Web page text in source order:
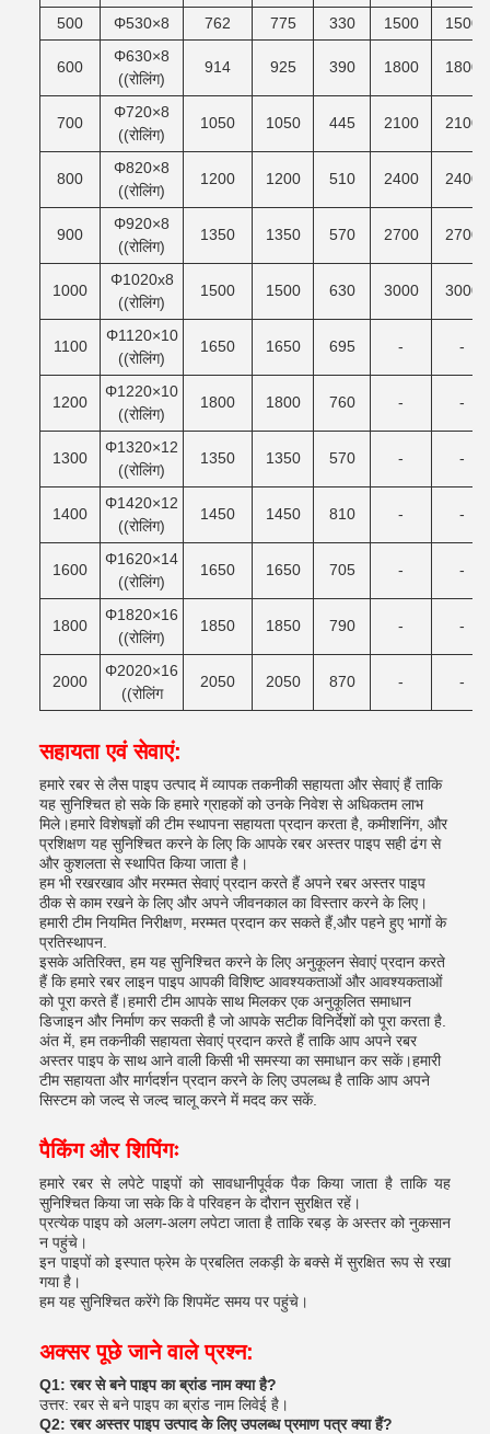
500 Φ530×8 762 775 330 1500 1500
600
Φ630×8
((रोलिंग)
914 925 390 1800 1800
700
Φ720×8
((रोलिंग)
1050 1050 445 2100 2100
800
Φ820×8
((रोलिंग)
1200 1200 510 2400 2400
900
Φ920×8
((रोलिंग)
1350 1350 570 2700 2700
1000
Φ1020x8
((रोलिंग)
1500 1500 630 3000 3000
1100
Φ1120×10
((रोलिंग)
1650 1650 695 - -
1200
Φ1220×10
((रोलिंग)
1800 1800 760 - -
1300
Φ1320×12
((रोलिंग)
1350 1350 570 - -
1400
Φ1420×12
((रोलिंग)
1450 1450 810 - -
1600
Φ1620×14
((रोलिंग)
1650 1650 705 - -
1800
Φ1820×16
((रोलिंग)
1850 1850 790 - -
2000
Φ2020×16
((रोलिंग
2050 2050 870 - -
सहायता एवं सेवाएं:
हमारे रबर से लैस पाइप उत्पाद में व्यापक तकनीकी सहायता और सेवाएं हैं ताकि
यह सुनिश्चित हो सके कि हमारे ग्राहकों को उनके निवेश से अधिकतम लाभ
मिले।हमारे विशेषज्ञों की टीम स्थापना सहायता प्रदान करता है, कमीशनिंग, और
प्रशिक्षण यह सुनिश्चित करने के लिए कि आपके रबर अस्तर पाइप सही ढंग से
और कुशलता से स्थापित किया जाता है।
हम भी रखरखाव और मरम्मत सेवाएं प्रदान करते हैं अपने रबर अस्तर पाइप
ठीक से काम रखने के लिए और अपने जीवनकाल का विस्तार करने के लिए।
हमारी टीम नियमित निरीक्षण, मरम्मत प्रदान कर सकते हैं,और पहने हुए भागों के
प्रतिस्थापन.
इसके अतिरिक्त, हम यह सुनिश्चित करने के लिए अनुकूलन सेवाएं प्रदान करते
हैं कि हमारे रबर लाइन पाइप आपकी विशिष्ट आवश्यकताओं और आवश्यकताओं
को पूरा करते हैं।हमारी टीम आपके साथ मिलकर एक अनुकूलित समाधान
डिजाइन और निर्माण कर सकती है जो आपके सटीक विनिर्देशों को पूरा करता है.
अंत में, हम तकनीकी सहायता सेवाएं प्रदान करते हैं ताकि आप अपने रबर
अस्तर पाइप के साथ आने वाली किसी भी समस्या का समाधान कर सकें।हमारी
टीम सहायता और मार्गदर्शन प्रदान करने के लिए उपलब्ध है ताकि आप अपने
सिस्टम को जल्द से जल्द चालू करने में मदद कर सकें.
पैकिंग और शिपिंगः
हमारे रबर से लपेटे पाइपों को सावधानीपूर्वक पैक किया जाता है ताकि यह
सुनिश्चित किया जा सके कि वे परिवहन के दौरान सुरक्षित रहें।
प्रत्येक पाइप को अलग-अलग लपेटा जाता है ताकि रबड़ के अस्तर को नुकसान
न पहुंचे।
इन पाइपों को इस्पात फ्रेम के प्रबलित लकड़ी के बक्से में सुरक्षित रूप से रखा
गया है।
हम यह सुनिश्चित करेंगे कि शिपमेंट समय पर पहुंचे।
अक्सर पूछे जाने वाले प्रश्न:
Q1: रबर से बने पाइप का ब्रांड नाम क्या है?
उत्तर: रबर से बने पाइप का ब्रांड नाम लिवेई है।
Q2: रबर अस्तर पाइप उत्पाद के लिए उपलब्ध प्रमाण पत्र क्या हैं?